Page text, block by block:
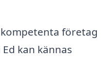
företag
kan kännas